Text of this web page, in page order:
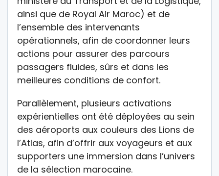
ainsi que de Royal Air Maroc) et de
l’ensemble des intervenants
opérationnels, afin de coordonner leurs
actions pour assurer des parcours
passagers fluides, sûrs et dans les
meilleures conditions de confort.
Parallèlement, plusieurs activations
expérientielles ont été déployées au sein
des aéroports aux couleurs des Lions de
l’Atlas, afin d’offrir aux voyageurs et aux
supporters une immersion dans l’univers
de la sélection marocaine.